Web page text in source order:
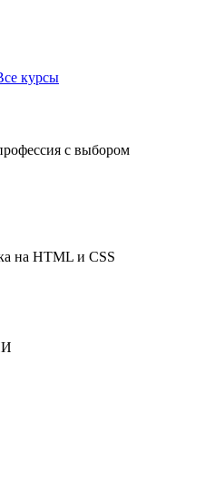
курсы
с выбором
на HTML и CSS